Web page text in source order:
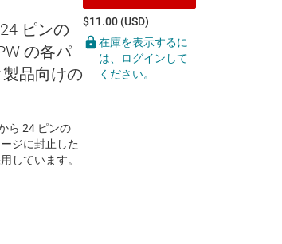
ピンの
の各パ
品向けの
ら 24 ピンの
ジに封止した
しています。
$11.00 (USD)
在庫を表示するに
は、ログインして
ください。